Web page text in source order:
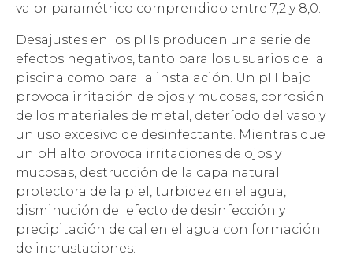
valor paramétrico comprendido entre 7,2 y 8,0.
Desajustes en los pHs producen una serie de
efectos negativos, tanto para los usuarios de la
piscina como para la instalación. Un pH bajo
provoca irritación de ojos y mucosas, corrosión
de los materiales de metal, deteríodo del vaso y
un uso excesivo de desinfectante. Mientras que
un pH alto provoca irritaciones de ojos y
mucosas, destrucción de la capa natural
protectora de la piel, turbidez en el agua,
disminución del efecto de desinfección y
precipitación de cal en el agua con formación
de incrustaciones.